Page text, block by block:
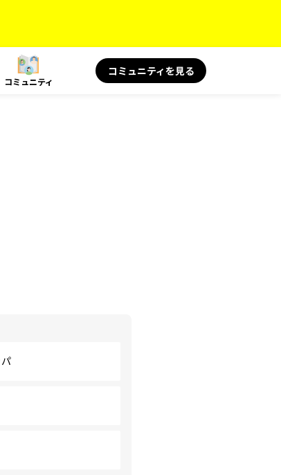
コミュニティ
コミュニティを見る